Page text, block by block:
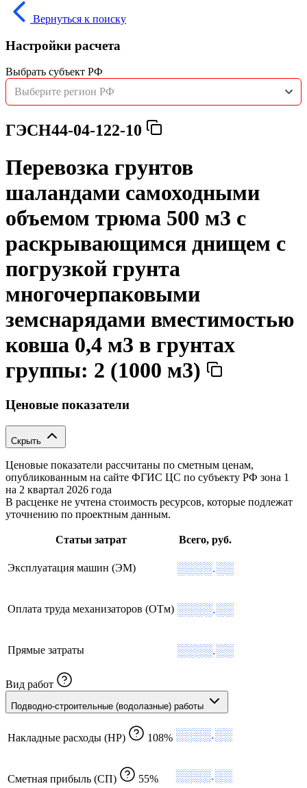
Вернуться к поиску
Настройки расчета
Выбрать субъект РФ
Выберите регион РФ
ГЭСН44-04-122-10
Перевозка грунтов
шаландами самоходными
объемом трюма 500 м3 с
раскрывающимся днищем с
погрузкой грунта
многочерпаковыми
земснарядами вместимостью
ковша 0,4 м3 в грунтах
группы: 2 (1000 м3)
Ценовые показатели
Скрыть
Ценовые показатели рассчитаны по сметным ценам,
опубликованным на сайте ФГИС ЦС по субъекту РФ зона 1
на 2 квартал 2026 года
В расценке не учтена стоимость ресурсов, которые подлежат
уточнению по проектным данным.
Статьи затрат Всего, руб.
Эксплуатация машин (ЭМ) ░░░░.░░
Оплата труда механизаторов (ОТм) ░░░░.░░
Прямые затраты ░░░░.░░
Вид работ
Подводно-строительные (водолазные) работы
Накладные расходы (НР) 108% ░░░░.░░
Сметная прибыль (СП) 55% ░░░░.░░